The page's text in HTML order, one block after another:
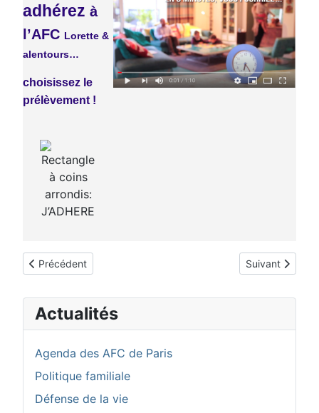
adhérez à
l’AFC Lorette &
alentours…
choisissez le
prélèvement !
Article précédent : AFC PARIS 8
Précédent Article suivant :
Suivant
Actualités
Agenda des AFC de Paris
Politique familiale
Défense de la vie